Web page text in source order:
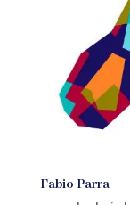
Fabio Parra